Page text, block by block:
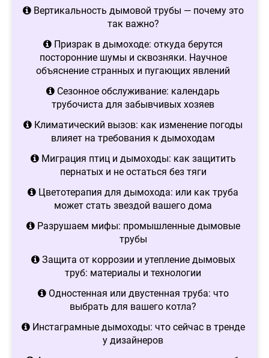
Вертикальность дымовой трубы — почему это
так важно?
Призрак в дымоходе: откуда берутся
посторонние шумы и сквозняки. Научное
объяснение странных и пугающих явлений
Сезонное обслуживание: календарь
трубочиста для забывчивых хозяев
Климатический вызов: как изменение погоды
влияет на требования к дымоходам
Миграция птиц и дымоходы: как защитить
пернатых и не остаться без тяги
Цветотерапия для дымохода: или как труба
может стать звездой вашего дома
Разрушаем мифы: промышленные дымовые
трубы
Защита от коррозии и утепление дымовых
труб: материалы и технологии
Одностенная или двустенная труба: что
выбрать для вашего котла?
Инстаграмные дымоходы: что сейчас в тренде
у дизайнеров